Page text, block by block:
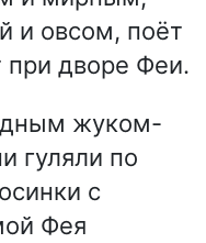
и овсом, поёт
при дворе Феи.
жуком-
гуляли по
с
Фея